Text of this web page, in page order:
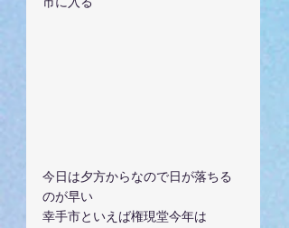
市に入る
今日は夕方からなので日が落ちる
のが早い
幸手市といえば権現堂今年は